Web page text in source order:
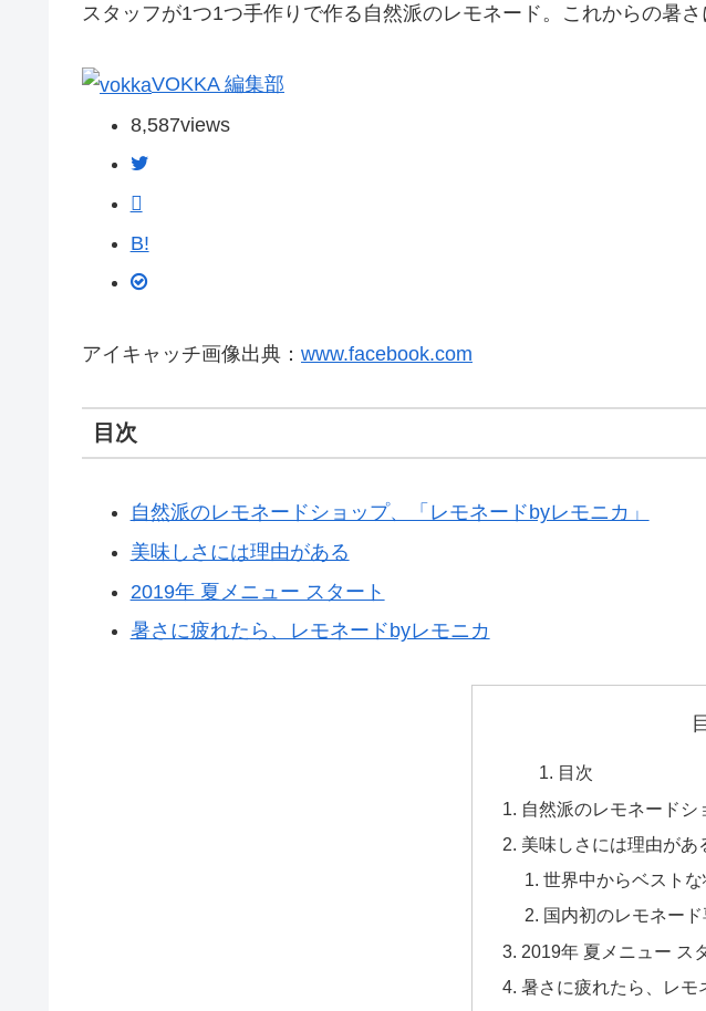
スタッフが1つ1つ手作りで作る自然派のレモネード。これからの暑
VOKKA 編集部
8,587views
B!
アイキャッチ画像出典： www.facebook.com
目次
自然派のレモネードショップ、「レモネードbyレモニカ」
美味しさには理由がある
2019年 夏メニュー スタート
暑さに疲れたら、レモネードbyレモニカ
目次
自然派のレモネードシ
美味しさには理由があ
世界中からベスト
国内初のレモネー
2019年 夏メニュー ス
暑さに疲れたら、レモ